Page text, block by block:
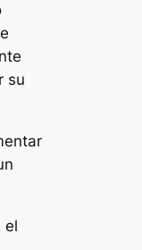
su
el